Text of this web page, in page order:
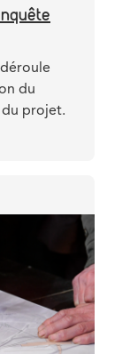
du
du projet.